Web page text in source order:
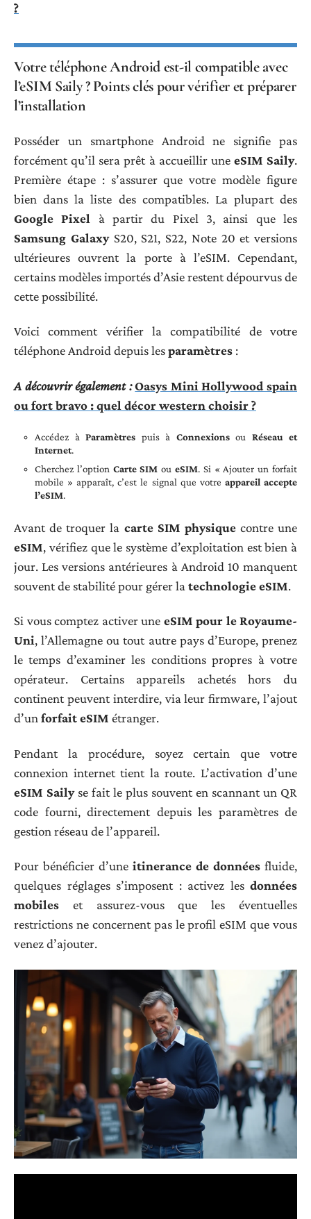
?
Votre téléphone Android est-il compatible avec
l’eSIM Saily ? Points clés pour vérifier et préparer
l’installation
Posséder un smartphone Android ne signifie pas
forcément qu’il sera prêt à accueillir une eSIM Saily.
Première étape : s’assurer que votre modèle figure
bien dans la liste des compatibles. La plupart des
Google Pixel
à partir du Pixel 3, ainsi que les
Samsung GalaxyS20, S21, S22, Note 20 et versions
ultérieures ouvrent la porte à l’eSIM. Cependant,
certains modèles importés d’Asie restent dépourvus de
cette possibilité.
Voici comment vérifier la compatibilité de votre
téléphone Android depuis lesparamètres :
A découvrir également : Oasys Mini Hollywood spain
ou fort bravo : quel décor western choisir ?
Accédez à Paramètres puis à Connexionsou Réseau et
Internet.
Cherchez l’option Carte SIM oueSIM. Si « Ajouter un forfait
mobile » apparaît, c’est le signal que votre appareil accepte
l’eSIM.
Avant de troquer la carte SIM physiquecontre une
eSIM, vérifiez que le système d’exploitation est bien à
jour. Les versions antérieures à Android 10 manquent
souvent de stabilité pour gérer la technologie eSIM.
Si vous comptez activer une eSIM pour le Royaume-
Uni, l’Allemagne ou tout autre pays d’Europe, prenez
le temps d’examiner les conditions propres à votre
opérateur. Certains appareils achetés hors du
continent peuvent interdire, via leur firmware, l’ajout
d’unforfait eSIM étranger.
Pendant la procédure, soyez certain que votre
connexion internet tient la route. L’activation d’une
eSIM Sailyse fait le plus souvent en scannant un QR
code fourni, directement depuis les paramètres de
gestion réseau de l’appareil.
Pour bénéficier d’une itinerance de données fluide,
quelques réglages s’imposent : activez les données
mobiles et assurez-vous que les éventuelles
restrictions ne concernent pas le profil eSIM que vous
venez d’ajouter.